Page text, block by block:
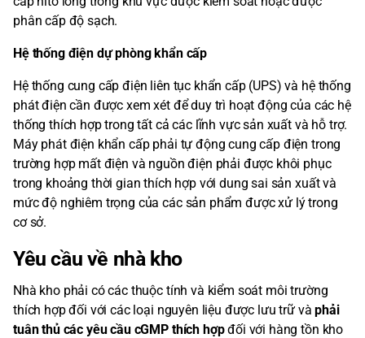
phân cấp độ sạch.
Hệ thống điện dự phòng khẩn cấp
Hệ thống cung cấp điện liên tục khẩn cấp (UPS) và hệ thống
phát điện cần được xem xét để duy trì hoạt động của các hệ
thống thích hợp trong tất cả các lĩnh vực sản xuất và hỗ trợ.
Máy phát điện khẩn cấp phải tự động cung cấp điện trong
trường hợp mất điện và nguồn điện phải được khôi phục
trong khoảng thời gian thích hợp với dung sai sản xuất và
mức độ nghiêm trọng của các sản phẩm được xử lý trong
cơ sở.
Yêu cầu về nhà kho
Nhà kho phải có các thuộc tính và kiểm soát môi trường
thích hợp đối với các loại nguyên liệu được lưu trữ vàphải
tuân thủ các yêu cầu cGMP thích hợpđối với hàng tồn kho